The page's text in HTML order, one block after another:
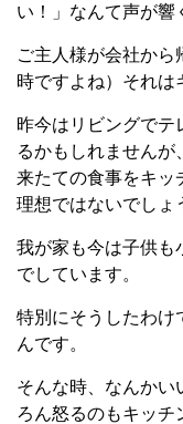
い！」なんて声が響
ご主人様が会社か
時ですよね）それは
昨今はリビングでテ
るかもしれませんが
来たての食事をキッ
理想ではないでしょ
我が家も今は子供も
でしています。
特別にそうしたわけ
んです。
そんな時、なんかい
ろん怒るのもキッチ